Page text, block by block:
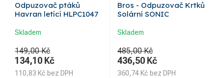
Odpuzovač ptáků
Havran letící HLPC1047
Skladem
149,00 Kč
134,10 Kč
110,83 Kč bez DPH
Bros - Odpuzovač Krtků
Solární SONIC
Skladem
485,00 Kč
436,50 Kč
360,74 Kč bez DPH